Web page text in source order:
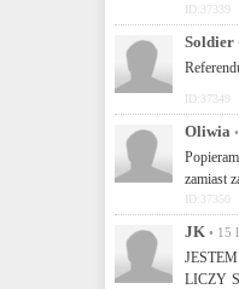
ID:37339
Soldier
ID:37349
Oliwia
zamiast
ID:37350
JK • 15
LICZY